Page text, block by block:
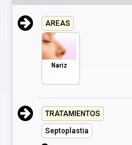
AREAS
Nariz
TRATAMIENTOS
Septoplastia